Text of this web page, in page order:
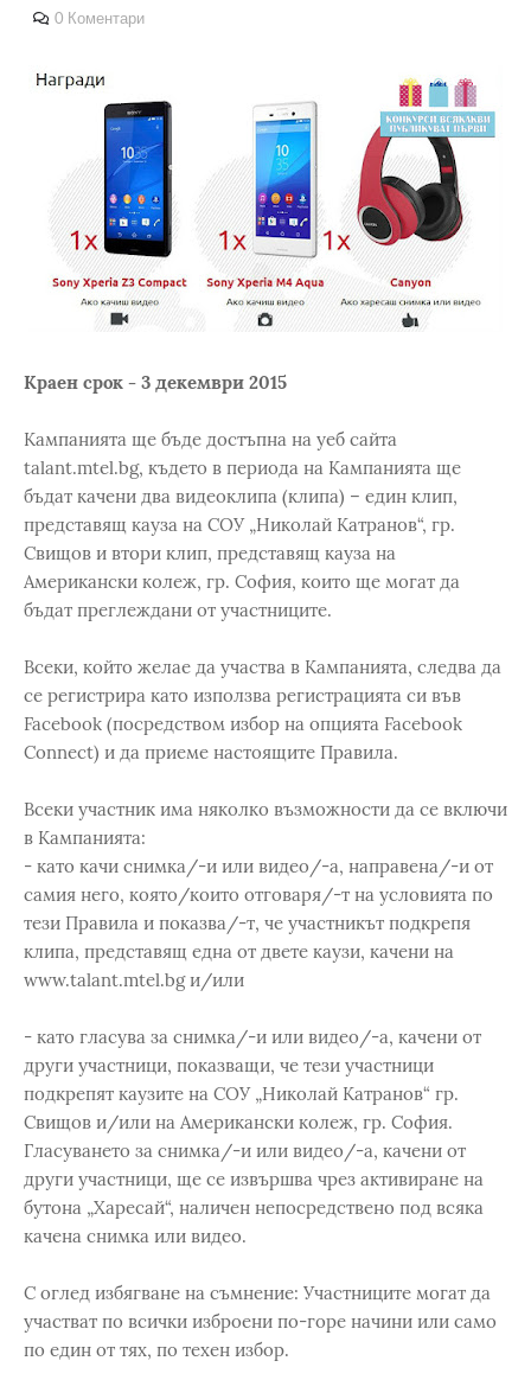
0 Коментари
Краен срок - 3 декември 2015
Кампанията ще бъде достъпна на уеб сайта
talant.mtel.bg, където в периода на Кампанията ще
бъдат качени два видеоклипа (клипа) – един клип,
представящ кауза на СОУ „Николай Катранов“, гр.
Свищов и втори клип, представящ кауза на
Американски колеж, гр. София, които ще могат да
бъдат преглеждани от участниците.
Всеки, който желае да участва в Кампанията, следва да
се регистрира като използва регистрацията си във
Facebook (посредством избор на опцията Facebook
Connect) и да приеме настоящите Правила.
Всеки участник има няколко възможности да се включи
в Кампанията:
- като качи снимка/-и или видео/-а, направена/-и от
самия него, която/които отговаря/-т на условията по
тези Правила и показва/-т, че участникът подкрепя
клипа, представящ една от двете каузи, качени на
www.talant.mtel.bg и/или
- като гласува за снимка/-и или видео/-а, качени от
други участници, показващи, че тези участници
подкрепят каузите на СОУ „Николай Катранов“ гр.
Свищов и/или на Американски колеж, гр. София.
Гласуването за снимка/-и или видео/-а, качени от
други участници, ще се извършва чрез активиране на
бутона „Харесай“, наличен непосредствено под всяка
качена снимка или видео.
С оглед избягване на съмнение: Участниците могат да
участват по всички изброени по-горе начини или само
по един от тях, по техен избор.